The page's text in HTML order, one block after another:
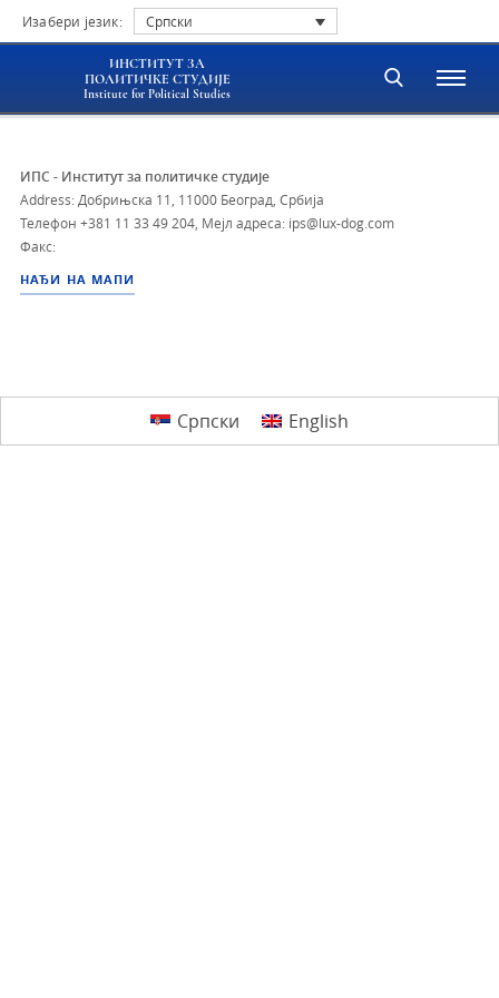
Изабери језик: Српски
ИНСТИТУТ ЗА
ПОЛИТИЧКЕ СТУДИЈЕ
Institute for Political Studies
ИПС - Институт за политичке студије
Address: Добрињска 11, 11000 Београд, Србија
Телефон +381 11 33 49 204 Мејл адреса: ips@lux-dog.com
Факс:
НАЂИ НА МАПИ
Српски English